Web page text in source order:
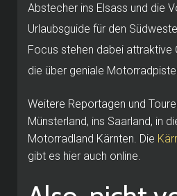
Abstecher ins Elsass und die
Urlaubsguide für den
Focus stehen dabei attraktive
die über geniale
Weitere Reportagen und
Münsterland, ins Saarland, in
Motorradland Kärnten. Die
gibt es hier auch online.